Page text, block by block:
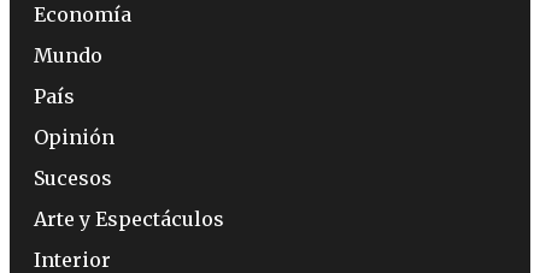
Economía
Mundo
País
Opinión
Sucesos
Arte y Espectáculos
Interior